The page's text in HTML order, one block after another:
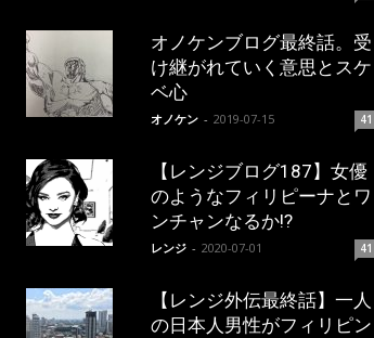
オノケンブログ最終話。受
け継がれていく意思とスケ
ベ心
オノケン - 2019-07-15 41
【レンジブログ187】女優
のようなフィリピーナとワ
ンチャンなるか!?
レンジ - 2020-07-01 41
【レンジ外伝最終話】一人
の日本人男性がフィリピン